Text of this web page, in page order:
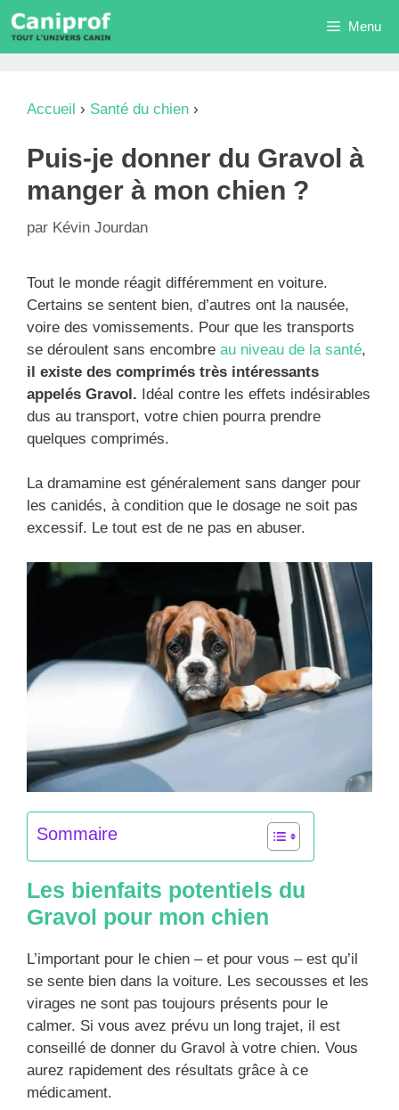
Aller
au
contenu
Menu
Accueil › Santé du chien ›
Puis-je donner du Gravol à
manger à mon chien ?
par Kévin Jourdan
Tout le monde réagit différemment en voiture.
Certains se sentent bien, d’autres ont la nausée,
voire des vomissements. Pour que les transports
se déroulent sans encombre au niveau de la santé,
il existe des comprimés très intéressants
appelés Gravol. Idéal contre les effets indésirables
dus au transport, votre chien pourra prendre
quelques comprimés.
La dramamine est généralement sans danger pour
les canidés, à condition que le dosage ne soit pas
excessif. Le tout est de ne pas en abuser.
Sommaire
Les bienfaits potentiels du
Gravol pour mon chien
L’important pour le chien – et pour vous – est qu’il
se sente bien dans la voiture. Les secousses et les
virages ne sont pas toujours présents pour le
calmer. Si vous avez prévu un long trajet, il est
conseillé de donner du Gravol à votre chien. Vous
aurez rapidement des résultats grâce à ce
médicament.